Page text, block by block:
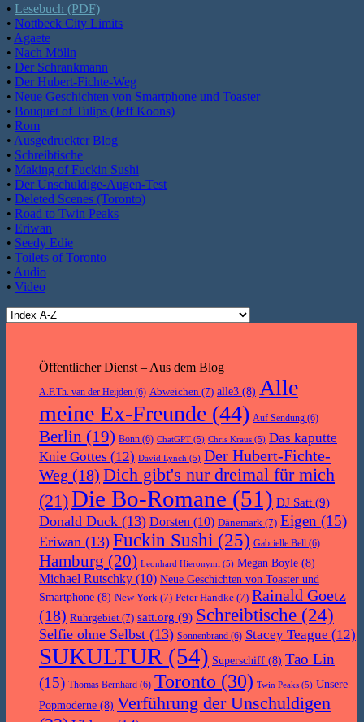
• Lesebuch (PDF)
• Nottbeck City Limits
• Agaete
• Nach Mölln
• Der Schrankmann
• Der Hubert-Fichte-Weg
• Neue Geschichten von Smartphone und Toaster
• Bouquet of Tulips (Jeff Koons)
• Rom
• Ausgedruckter Blog
• Schreibtische
• Making of Fuckin Sushi
• Der Unschuldige-Augen-Test
• Deleted Scenes (Toronto)
• Road to Twin Peaks
• Eriwan
• Seedy Edie
• Toilets of Toronto
• Audio
• Video
Öffentlicher Dienst – Aus dem Blog
A.F.Th. van der Heijden (6) Abweichen (7) alle3 (8) Alle
meine Ex-Freunde (44) Auf Sendung (6)
Berlin (19) Bonn (6) ChatGPT (5) Chris Kraus (5) Das kaputte
Knie Gottes (12) David Lynch (5) Der Hubert-Fichte-
Weg (18) Dich gibt's nur dreimal für mich
(21)Die Bo-Romane (51) DJ Satt (9)
Donald Duck (13) Dorsten (10) Dänemark (7) Eigen (15)
Eriwan (13) Fuckin Sushi (25) Gabrielle Bell (6)
Hamburg (20) Leonhard Hieronymi (5) Megan Boyle (8)
Michael Rutschky (10) Neue Geschichten von Toaster und
Smartphone (8) New York (7) Peter Handke (7) Rainald Goetz
(18) Ruhrgebiet (7) satt.org (9) Schreibtische (24)
Selfie ohne Selbst (13) Sonnenbrand (6) Stacey Teague (12)
SUKULTUR (54) Superschiff (8) Tao Lin
(15) Thomas Bernhard (6) Toronto (30) Twin Peaks (5) Unsere
Popmoderne (8) Verführung der Unschuldigen